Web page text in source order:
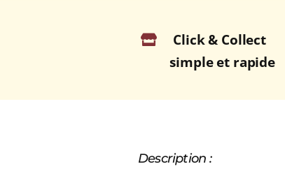
Click & Collect
simple et rapide
Description :